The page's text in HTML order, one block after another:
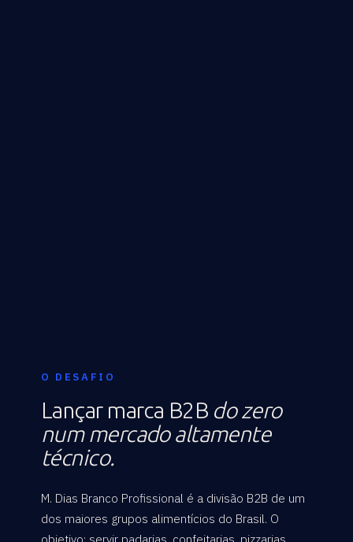
O DESAFIO
Lançar marca B2B do zero
num mercado altamente
técnico.
M. Dias Branco Profissional é a divisão B2B de um
dos maiores grupos alimentícios do Brasil. O
objetivo: servir padarias, confeitarias, pizzarias,